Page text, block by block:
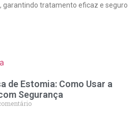
garantindo tratamento eficaz e seguro
de Estomia: Como Usar a
Segurança